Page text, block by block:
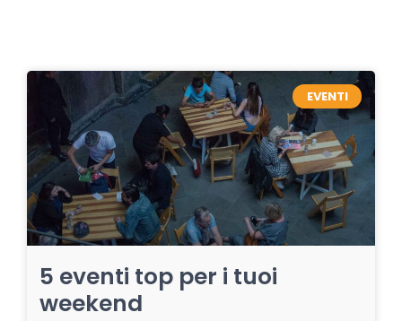
EVENTI
5 eventi top per i tuoi
weekend